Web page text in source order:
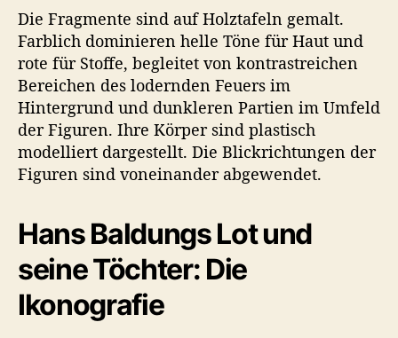
Die Fragmente sind auf Holztafeln gemalt.
Farblich dominieren helle Töne für Haut und
rote für Stoffe, begleitet von kontrastreichen
Bereichen des lodernden Feuers im
Hintergrund und dunkleren Partien im Umfeld
der Figuren. Ihre Körper sind plastisch
modelliert dargestellt. Die Blickrichtungen der
Figuren sind voneinander abgewendet.
Hans Baldungs Lot und
seine Töchter: Die
Ikonografie